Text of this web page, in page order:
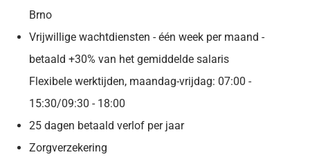
Brno
Vrijwillige wachtdiensten - één week per maand -
betaald +30% van het gemiddelde salaris
Flexibele werktijden, maandag-vrijdag: 07:00 -
15:30/09:30 - 18:00
25 dagen betaald verlof per jaar
Zorgverzekering